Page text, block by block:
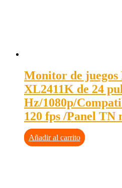
Monitor de
XL2411K de 24
Hz/1080p/
120 fps /Panel
Añadir al carrito